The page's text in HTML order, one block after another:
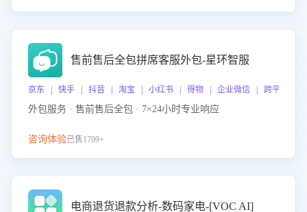
售前售后全包拼席客服外包-星环智服
京东 | 快手 | 抖音 | 淘宝 | 小红书 | 得物 | 企业微信 | 跨平台
外包服务 · 售前售后全包 · 7×24小时专业响应
咨询体验已售1799+
电商退货退款分析-数码家电-[VOC AI]